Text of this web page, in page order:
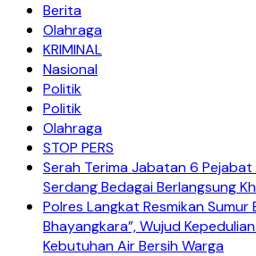
Berita
Olahraga
KRIMINAL
Nasional
Politik
Politik
Olahraga
STOP PERS
Serah Terima Jabatan 6 Pejabat
Serdang Bedagai Berlangsung
Polres Langkat Resmikan Sumur
Bhayangkara”, Wujud
Kebutuhan Air Bersih Warga